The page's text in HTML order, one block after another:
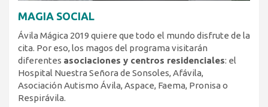
MAGIA SOCIAL
Ávila Mágica 2019 quiere que todo el mundo disfrute de la
cita. Por eso, los magos del programa visitarán
diferentes asociaciones y centros residenciales: el
Hospital Nuestra Señora de Sonsoles, Afávila,
Asociación Autismo Ávila, Aspace, Faema, Pronisa o
Respirávila.